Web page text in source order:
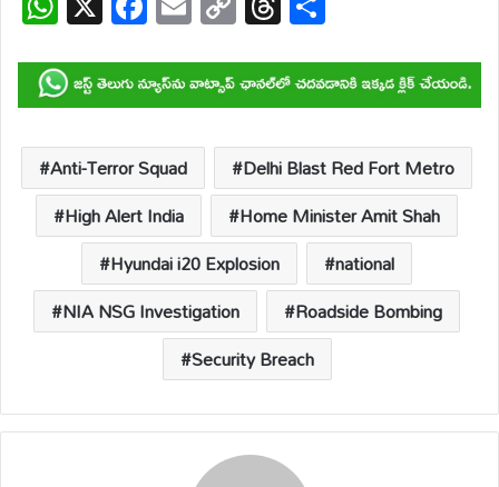
h
at
s
A
p
p
ac
e
b
o
o
k
m
ail
o
p
y
Li
n
k
hr
e
a
d
s
ar
e
Anti-Terror Squad
Delhi Blast Red Fort Metro
High Alert India
Home Minister Amit Shah
Hyundai i20 Explosion
national
NIA NSG Investigation
Roadside Bombing
Security Breach